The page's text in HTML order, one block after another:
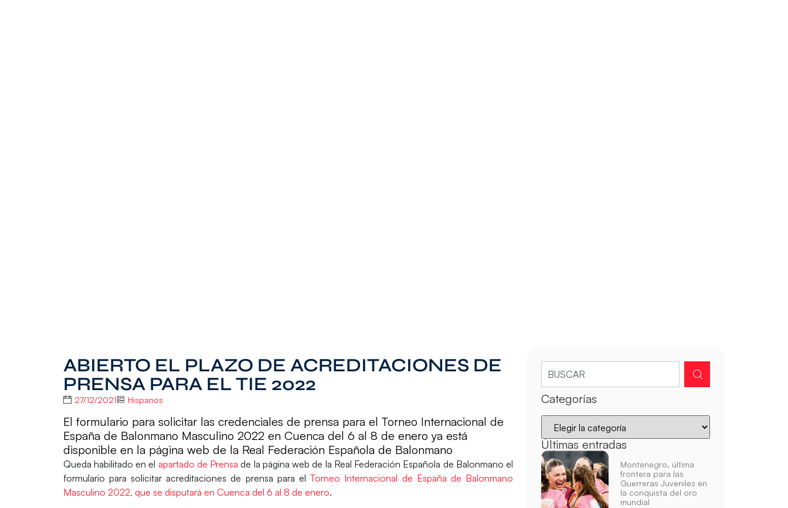
ABIERTO EL PLAZO DE ACREDITACIONES DE
PRENSA PARA EL TIE 2022
27/12/2021 Hispanos
El formulario para solicitar las credenciales de prensa para el Torneo Internacional de
España de Balonmano Masculino 2022 en Cuenca del 6 al 8 de enero ya está
disponible en la página web de la Real Federación Española de Balonmano
Queda habilitado en el apartado de Prensa de la página web de la Real Federación Española de Balonmano el
formulario para solicitar acreditaciones de prensa para elTorneo Internacional de España de Balonmano
Masculino 2022, que se disputará en Cuenca del 6 al 8 de enero.
Categorías
Últimas entradas
Montenegro, última
frontera para las
Guerreras Juveniles en
la conquista del oro
mundial